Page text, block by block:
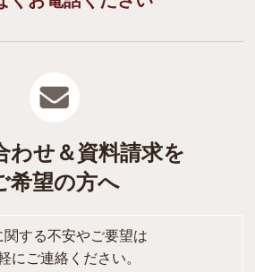
わせ＆資料請求を
希望の方へ
関する不安やご要望は
にご連絡ください。